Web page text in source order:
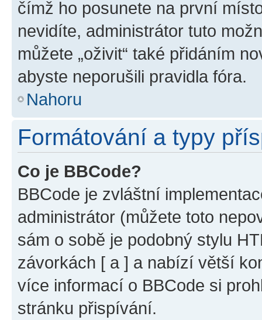
čímž ho posunete na první
nevidíte, administrátor tuto
můžete „oživit“ také přidáním
abyste neporušili pravidla fóra.
Nahoru
Formátování a typy
Co je BBCode?
BBCode je zvláštní
administrátor (můžete toto
sám o sobě je podobný stylu
závorkách [ a ] a nabízí větší
více informací o BBCode si
stránku přispívání.